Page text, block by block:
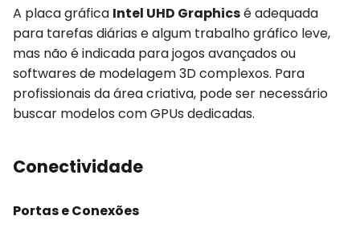
A placa gráfica Intel UHD Graphicsé adequada
para tarefas diárias e algum trabalho gráfico leve,
mas não é indicada para jogos avançados ou
softwares de modelagem 3D complexos. Para
profissionais da área criativa, pode ser necessário
buscar modelos com GPUs dedicadas.
Conectividade
Portas e Conexões